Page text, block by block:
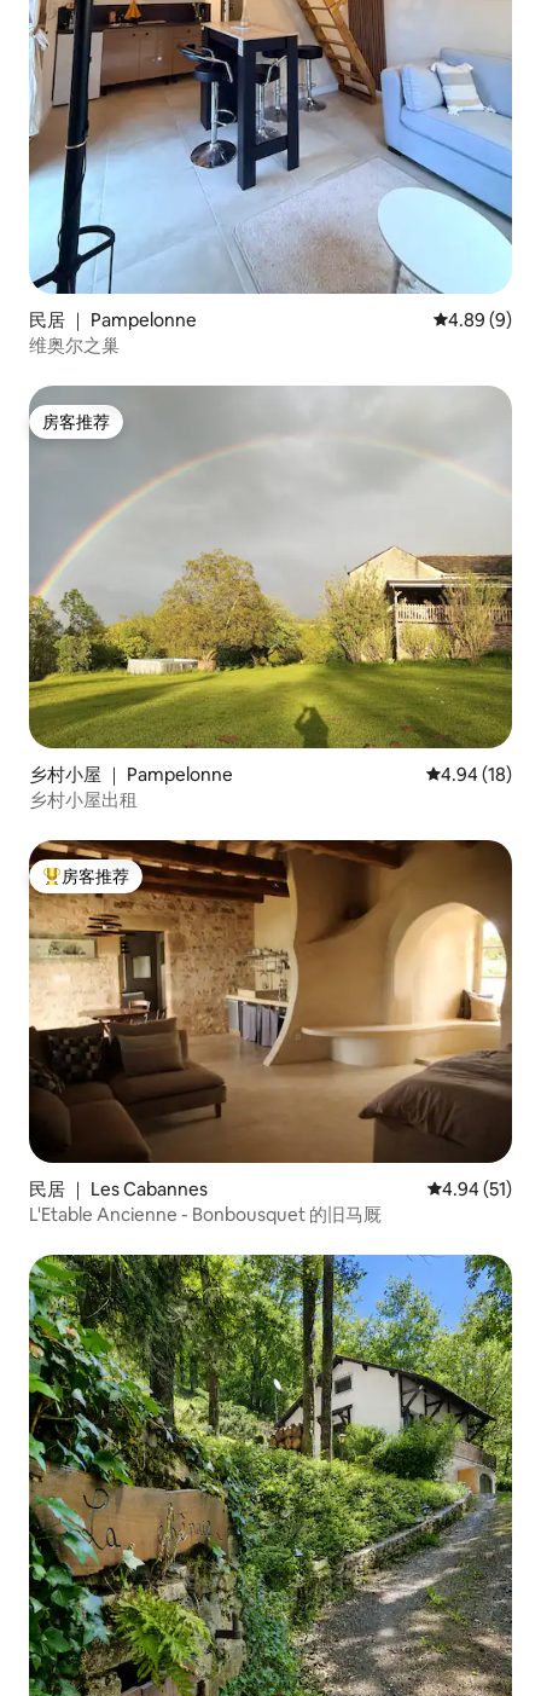
民居 ｜ Pampelonne 平均评分
4.89 (9)
维奥尔之巢
房客推荐
房客推荐
乡村小屋 ｜ Pampelonne 平均评分
4.94 (18)
乡村小屋出租
热门「房客推荐」
房客推荐
民居 ｜ Les Cabannes 平均评分
4.94 (51)
L'Etable Ancienne - Bonbousquet 的旧马厩